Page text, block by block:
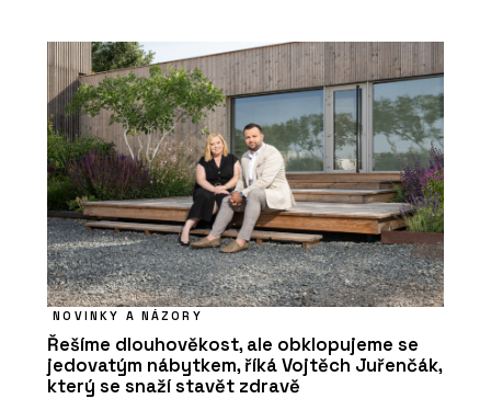
NOVINKY A NÁZORY
Řešíme dlouhověkost, ale obklopujeme se
jedovatým nábytkem, říká Vojtěch Juřenčák,
který se snaží stavět zdravě